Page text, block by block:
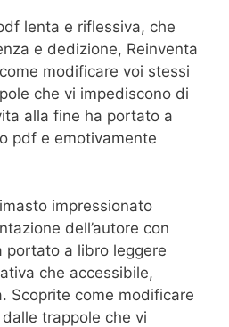
lenta e riflessiva, che
e dedizione, Reinventa
modificare voi stessi
che vi impediscono di
alla fine ha portato a
pdf e emotivamente
impressionato
dell’autore con
portato a libro leggere
che accessibile,
Scoprite come modificare
trappole che vi